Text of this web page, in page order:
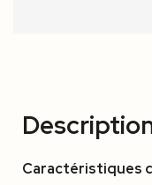
Caractéristiques